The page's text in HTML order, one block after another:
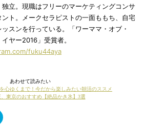
独立。現職はフリーのマーケティングコンサ
ント。メークセラピストの一面ももち、自宅
ッスンを行っている。「ワーママ・オブ・
イヤー2016」受賞者。
fuku44aya
あわせて読みたい
心ゆくまで！今だから楽しみたい朝活のススメ
、東京のおすすめ【絶品かき氷】3選